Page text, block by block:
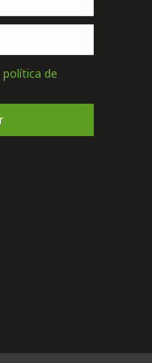
política de